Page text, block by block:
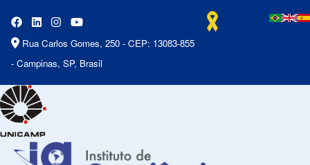
Rua Carlos Gomes, 250 - CEP: 13083-855
- Campinas, SP, Brasil